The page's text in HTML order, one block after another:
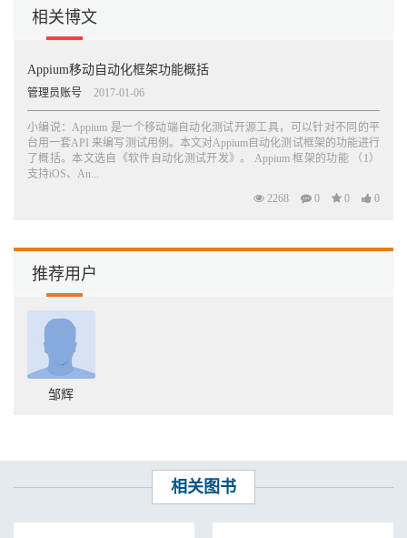
相关博文
Appium移动自动化框架功能概括
管理员账号 2017-01-06
小编说：Appium 是一个移动端自动化测试开源工具，可以针对不同的平
台用一套API 来编写测试用例。本文对Appium自动化测试框架的功能进行
了概括。本文选自《软件自动化测试开发》。 Appium 框架的功能 （1）
支持iOS、An...
2268
0 0 0
推荐用户
邹辉
相关图书